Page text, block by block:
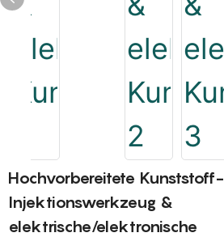
Hochvorbereitete Kunststoff-
Injektionswerkzeug &
elektrische/elektronische